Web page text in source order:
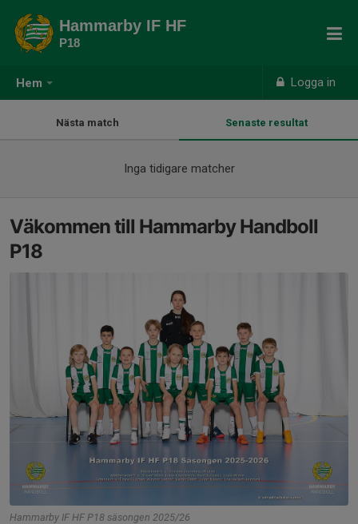
Hem Logga in
Hammarby IF HF
P18
Nästa match Senaste resultat
Inga tidigare matcher
Väkommen till Hammarby Handboll
P18
Hammarby IF HF P18 säsongen 2025/26